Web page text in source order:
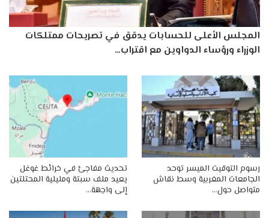
المجلس الأعلى للحسابات يدقق في تصريحات ممتلكات
الوزراء ورؤساء الدواوين مع اقتراب…
رسوم التوقيت الميسر توحد
الجامعات المغربية وسط نقاش
متواصل حول…
تحديث مفاجئ في خرائط غوغل
يعيد ملف سبتة ومليلية المحتلتين
إلى واجهة…